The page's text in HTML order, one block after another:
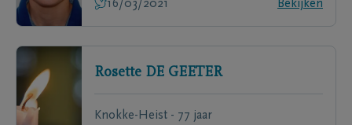
16/03/2021
Bekijken
Rosette DE GEETER
Knokke-Heist - 77 jaar